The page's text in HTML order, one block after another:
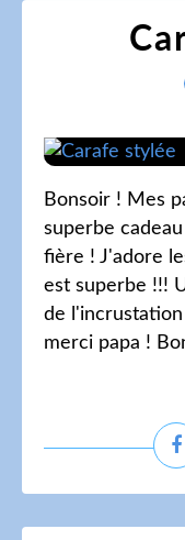
Bonsoir ! Mes
superbe
fière ! J'adore
est superbe !!!
de
merci papa !